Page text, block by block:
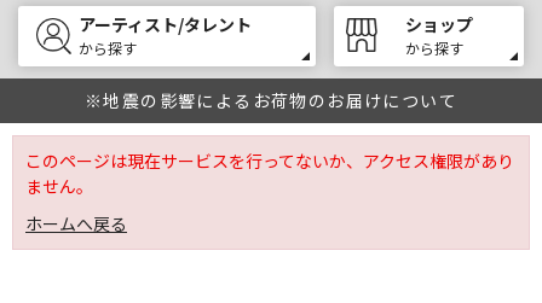
中文
アーティスト/タレント
から探す
ショップ
から探す
※地震の影響によるお荷物のお届けについて
このページは現在サービスを行ってないか、アクセス権限があり
ません。
ホームへ戻る